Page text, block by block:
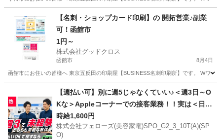
営業 スタッフ
【名刺・ショップカード印刷】の 開拓営業♪副業
可！函館市
1円～
株式会社グッドクロス
函館市 8月4日
函館市にお住いの皆様へ 東京五反田の印刷屋【BUSINESS名刺印刷所】です。 Wワ
営業 スタッフ
【週払い可】別に週5じゃなくていい♪＜週3日～O
Kな＞Appleコーナーでの接客業務！！実は＜日払
いもOK＞で20代活躍中♪ 株式会社フェローズ(美
容家電)SPO_G2_3_10T(A)(SPO) 家電販売スタッ
時給1,600円
株式会社フェローズ(美容家電)SPO_G2_3_10T(A)(SP
O)